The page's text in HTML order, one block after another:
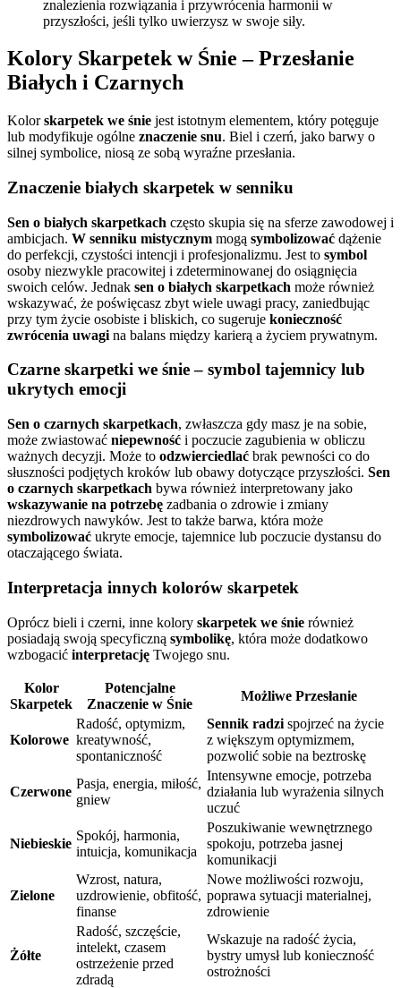
znalezienia rozwiązania i przywrócenia harmonii w
przyszłości, jeśli tylko uwierzysz w swoje siły.
Kolory Skarpetek w Śnie – Przesłanie
Białych i Czarnych
Kolorskarpetek we śnie jest istotnym elementem, który potęguje
lub modyfikuje ogólne znaczenie snu. Biel i czerń, jako barwy o
silnej symbolice, niosą ze sobą wyraźne przesłania.
Znaczenie białych skarpetek w senniku
Sen o białych skarpetkach często skupia się na sferze zawodowej i
ambicjach. W senniku mistycznym mogą symbolizować dążenie
do perfekcji, czystości intencji i profesjonalizmu. Jest to symbol
osoby niezwykle pracowitej i zdeterminowanej do osiągnięcia
swoich celów. Jednak sen o białych skarpetkach może również
wskazywać, że poświęcasz zbyt wiele uwagi pracy, zaniedbując
przy tym życie osobiste i bliskich, co sugeruje konieczność
zwrócenia uwagi na balans między karierą a życiem prywatnym.
Czarne skarpetki we śnie – symbol tajemnicy lub
ukrytych emocji
Sen o czarnych skarpetkach, zwłaszcza gdy masz je na sobie,
może zwiastować niepewność i poczucie zagubienia w obliczu
ważnych decyzji. Może to odzwierciedlać brak pewności co do
słuszności podjętych kroków lub obawy dotyczące przyszłości. Sen
o czarnych skarpetkach bywa również interpretowany jako
wskazywanie na potrzebę zadbania o zdrowie i zmiany
niezdrowych nawyków. Jest to także barwa, która może
symbolizować ukryte emocje, tajemnice lub poczucie dystansu do
otaczającego świata.
Interpretacja innych kolorów skarpetek
Oprócz bieli i czerni, inne kolory skarpetek we śnie również
posiadają swoją specyficzną symbolikę, która może dodatkowo
wzbogacić interpretację Twojego snu.
Kolor
Skarpetek
Potencjalne
Znaczenie w Śnie
Możliwe Przesłanie
Kolorowe
Radość, optymizm,
kreatywność,
spontaniczność
Sennik radzi spojrzeć na życie
z większym optymizmem,
pozwolić sobie na beztroskę
Czerwone
Pasja, energia, miłość,
gniew
Intensywne emocje, potrzeba
działania lub wyrażenia silnych
uczuć
Niebieskie
Spokój, harmonia,
intuicja, komunikacja
Poszukiwanie wewnętrznego
spokoju, potrzeba jasnej
komunikacji
Zielone
Wzrost, natura,
uzdrowienie, obfitość,
finanse
Nowe możliwości rozwoju,
poprawa sytuacji materialnej,
zdrowienie
Żółte
Radość, szczęście,
intelekt, czasem
ostrzeżenie przed
zdradą
Wskazuje na radość życia,
bystry umysł lub konieczność
ostrożności